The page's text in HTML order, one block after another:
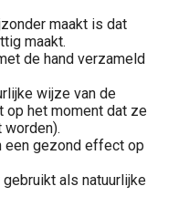
maakt is dat
maakt.
de hand verzameld
wijze van de
op het moment dat ze
een gezond effect op
als natuurlijke